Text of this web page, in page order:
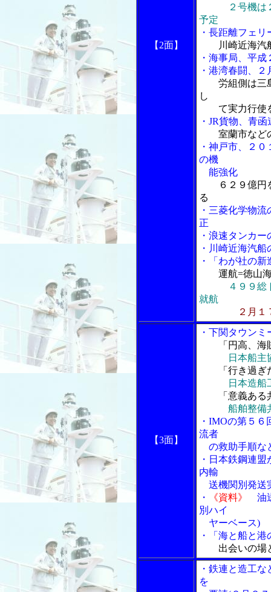
【2面】
２号機
予定
・長距離フェ
川崎近海汽
・海事局、平
・港湾春闘、
労組側は三
し
て実力行使
・JR貨物、青
室蘭市など
・神戸市、２
の機
能強化
６２９億
る
・三菱化学物
正
・浪速タンカ
・川崎近海汽
・「わが社の新
運航=徳山
４９９総
就航
２月１
【3面】
・下関タウン
「円高、
日本船
「行き過ぎた
日本造
「意義ある
船舶整備
・IMOの第５
流者
の救助手順な
・日本鉄鋼連
内輸
送機関別発送
・
《資料》
油
別ハイ
ヤーベース)
・「海と船と
出会いの
・鉄連と造工
を